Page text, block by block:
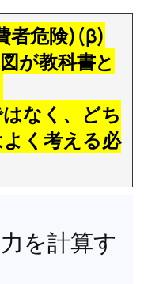
者危険)(β)
が教科書と
なく、どち
く考える必
を計算す